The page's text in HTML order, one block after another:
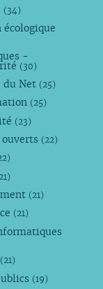
(34)
-
(30)
du Net (25)
(25)
(23)
ouverts (22)
(21)
(21)
(21)
(19)